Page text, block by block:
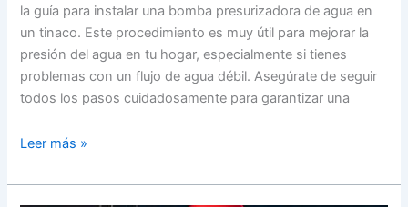
la guía para instalar una bomba presurizadora de agua en
un tinaco. Este procedimiento es muy útil para mejorar la
presión del agua en tu hogar, especialmente si tienes
problemas con un flujo de agua débil. Asegúrate de seguir
todos los pasos cuidadosamente para garantizar una
Leer más »